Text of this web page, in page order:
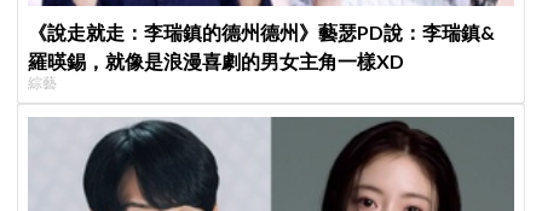
《說走就走：李瑞鎮的德州德州》藝瑟PD說：李瑞鎮&
羅暎錫，就像是浪漫喜劇的男女主角一樣XD
綜藝